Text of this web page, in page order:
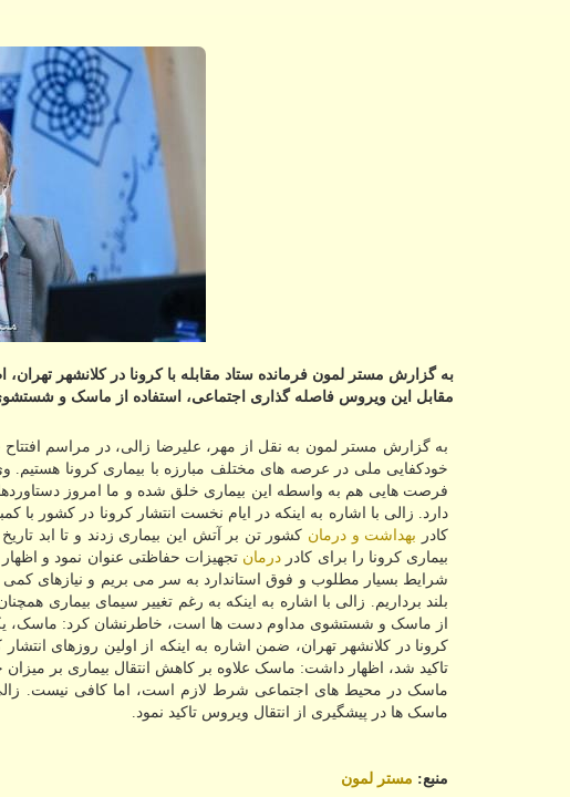
به گزارش مستر لمون فرمانده ستاد مقابله با کرونا در کلانشهر
مقابل این ویروس فاصله گذاری اجتماعی، استفاده از ماسک و
به گزارش مستر لمون به نقل از مهر، علیرضا زالی، در مراسم
خودکفایی ملی در عرصه های مختلف مبارزه با بیماری کرونا
فرصت هایی هم به واسطه این بیماری خلق شده و ما امروز
دارد. زالی با اشاره به اینکه در ایام نخست انتشار کرونا در کشور با
کادر بهداشت و درمان کشور تن بر آتش این بیماری زدند و تا ابد تاریخ
بیماری کرونا را برای کادر درمان تجهیزات حفاظتی عنوان نمود و
شرایط بسیار مطلوب و فوق استاندارد به سر می بریم و نیازهای
بلند برداریم. زالی با اشاره به اینکه به رغم تغییر سیمای بیماری
از ماسک و شستشوی مداوم دست ها است، خاطرنشان کرد: ماسک، یکی
کرونا در کلانشهر تهران، ضمن اشاره به اینکه از اولین روزهای
تاکید شد، اظهار داشت: ماسک علاوه بر کاهش انتقال بیماری بر
ماسک در محیط های اجتماعی شرط لازم است، اما کافی نیست.
ماسک ها در پیشگیری از انتقال ویروس تاکید نمود.
منبع: مستر لمون